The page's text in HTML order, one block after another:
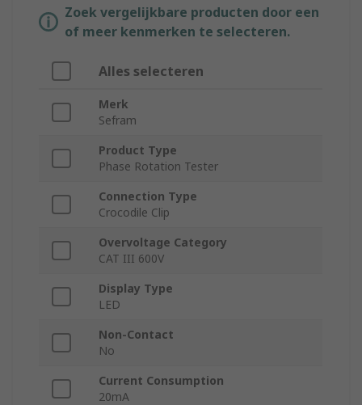
Zoek vergelijkbare producten door een
of meer kenmerken te selecteren.
Alles selecteren
Merk
Sefram
Product Type
Phase Rotation Tester
Connection Type
Crocodile Clip
Overvoltage Category
CAT III 600V
Display Type
LED
Non-Contact
No
Current Consumption
20mA